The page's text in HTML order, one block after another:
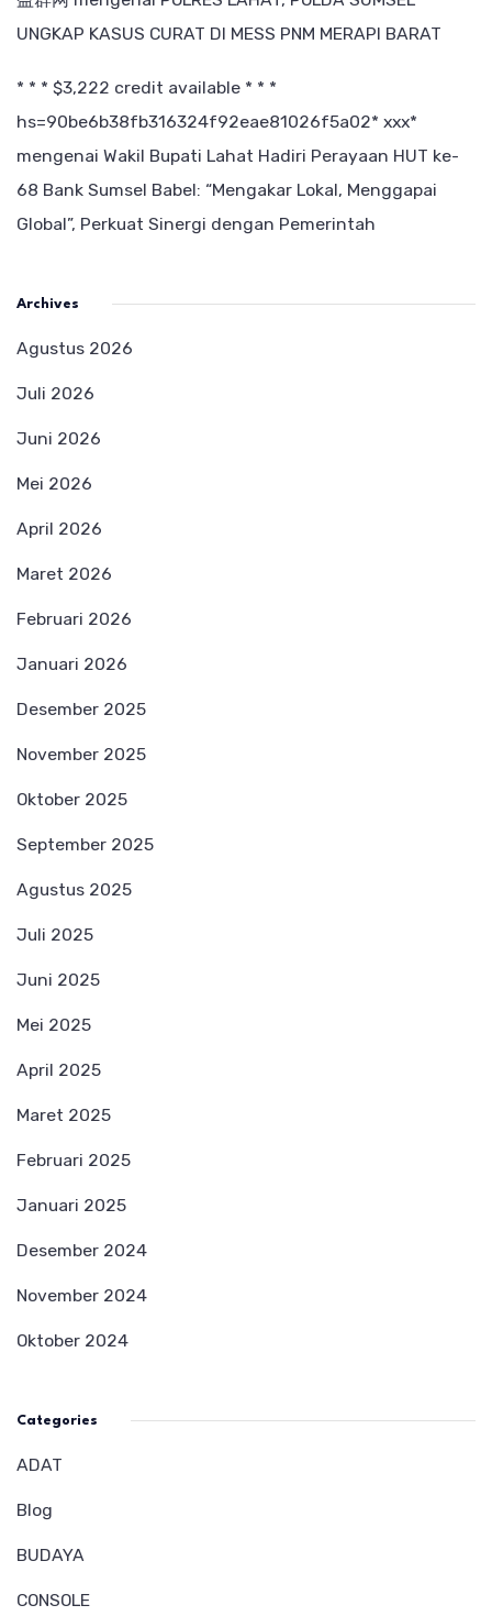
UNGKAP KASUS CURAT DI MESS PNM MERAPI BARAT
* * * $3,222 credit available * * *
hs=90be6b38fb316324f92eae81026f5a02* ххх*
mengenai Wakil Bupati Lahat Hadiri Perayaan HUT ke-
68 Bank Sumsel Babel: “Mengakar Lokal, Menggapai
Global”, Perkuat Sinergi dengan Pemerintah
Archives
Agustus 2026
Juli 2026
Juni 2026
Mei 2026
April 2026
Maret 2026
Februari 2026
Januari 2026
Desember 2025
November 2025
Oktober 2025
September 2025
Agustus 2025
Juli 2025
Juni 2025
Mei 2025
April 2025
Maret 2025
Februari 2025
Januari 2025
Desember 2024
November 2024
Oktober 2024
Categories
ADAT
Blog
BUDAYA
CONSOLE